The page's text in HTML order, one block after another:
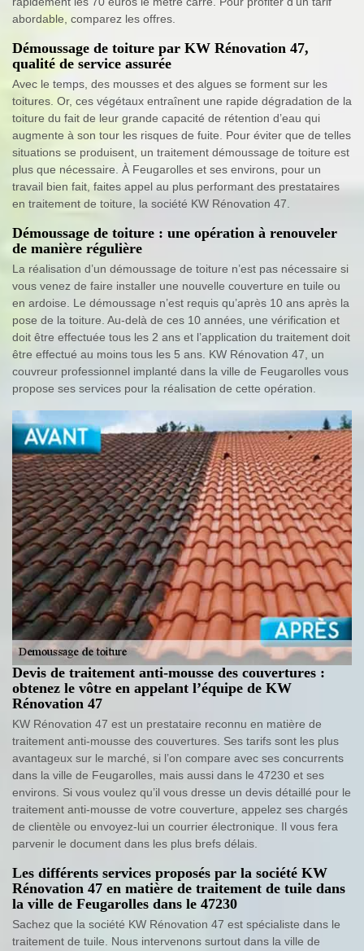
abordable, comparez les offres.
Démoussage de toiture par KW Rénovation 47,
qualité de service assurée
Avec le temps, des mousses et des algues se forment sur les
toitures. Or, ces végétaux entraînent une rapide dégradation de la
toiture du fait de leur grande capacité de rétention d’eau qui
augmente à son tour les risques de fuite. Pour éviter que de telles
situations se produisent, un traitement démoussage de toiture est
plus que nécessaire. À Feugarolles et ses environs, pour un
travail bien fait, faites appel au plus performant des prestataires
en traitement de toiture, la société KW Rénovation 47.
Démoussage de toiture : une opération à renouveler
de manière régulière
La réalisation d’un démoussage de toiture n’est pas nécessaire si
vous venez de faire installer une nouvelle couverture en tuile ou
en ardoise. Le démoussage n’est requis qu’après 10 ans après la
pose de la toiture. Au-delà de ces 10 années, une vérification et
doit être effectuée tous les 2 ans et l’application du traitement doit
être effectué au moins tous les 5 ans. KW Rénovation 47, un
couvreur professionnel implanté dans la ville de Feugarolles vous
propose ses services pour la réalisation de cette opération.
Devis de traitement anti-mousse des couvertures :
obtenez le vôtre en appelant l’équipe de KW
Rénovation 47
KW Rénovation 47 est un prestataire reconnu en matière de
traitement anti-mousse des couvertures. Ses tarifs sont les plus
avantageux sur le marché, si l’on compare avec ses concurrents
dans la ville de Feugarolles, mais aussi dans le 47230 et ses
environs. Si vous voulez qu’il vous dresse un devis détaillé pour le
traitement anti-mousse de votre couverture, appelez ses chargés
de clientèle ou envoyez-lui un courrier électronique. Il vous fera
parvenir le document dans les plus brefs délais.
Les différents services proposés par la société KW
Rénovation 47 en matière de traitement de tuile dans
la ville de Feugarolles dans le 47230
Sachez que la société KW Rénovation 47 est spécialiste dans le
traitement de tuile. Nous intervenons surtout dans la ville de